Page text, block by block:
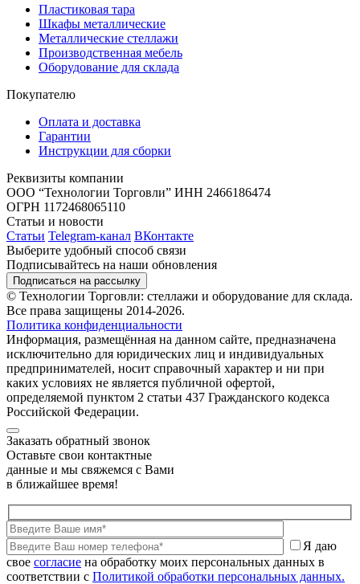
Пластиковая тара
Шкафы металлические
Металлические стеллажи
Производственная мебель
Оборудование для склада
Покупателю
Оплата и доставка
Гарантии
Инструкции для сборки
Реквизиты компании
ООО “Технологии Торговли” ИНН 2466186474
ОГРН 1172468065110
Статьи и новости
Статьи Telegram-канал ВКонтакте
Выберите удобный способ связи
Подписывайтесь на наши обновления
Подписаться на рассылку
© Технологии Торговли: стеллажи и оборудование для склада.
Все права защищены 2014-2026.
Политика конфиденциальности
Информация, размещённая на данном сайте, предназначена
исключительно для юридических лиц и индивидуальных
предпринимателей, носит справочный характер и ни при
каких условиях не является публичной офертой,
определяемой пунктом 2 статьи 437 Гражданского кодекса
Российской Федерации.
Заказать обратный звонок
Оставьте свои контактные
данные и мы свяжемся с Вами
в ближайшее время!
Я даю
свое согласие на обработку моих персональных данных в
соответствии с Политикой обработки персональных данных.